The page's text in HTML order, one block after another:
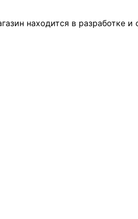
находится в разработке и